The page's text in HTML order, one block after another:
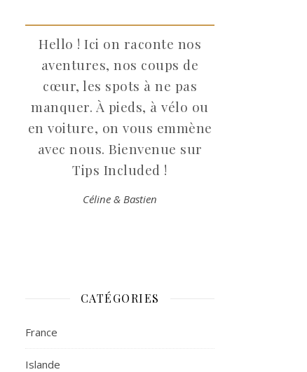
Hello ! Ici on raconte nos
aventures, nos coups de
cœur, les spots à ne pas
manquer. À pieds, à vélo ou
en voiture, on vous emmène
avec nous. Bienvenue sur
Tips Included !
Céline & Bastien
CATÉGORIES
France
Islande